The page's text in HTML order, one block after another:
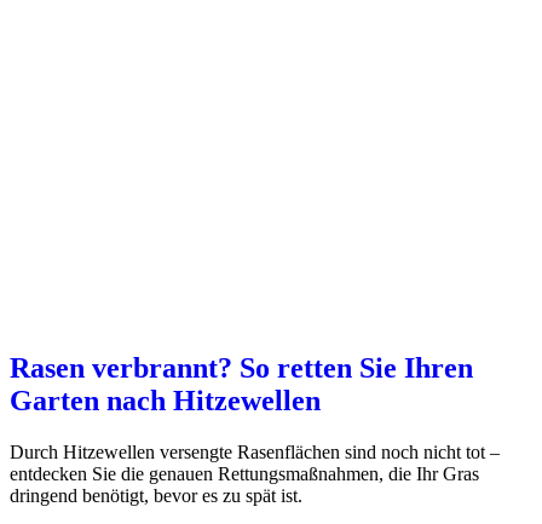
Rasen verbrannt? So retten Sie Ihren
Garten nach Hitzewellen
Durch Hitzewellen versengte Rasenflächen sind noch nicht tot –
entdecken Sie die genauen Rettungsmaßnahmen, die Ihr Gras
dringend benötigt, bevor es zu spät ist.